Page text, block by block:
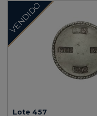
VENDIDO
Lote 457